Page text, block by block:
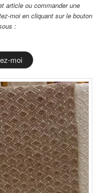
article ou commander une
moi en cliquant sur le bouton
:
moi